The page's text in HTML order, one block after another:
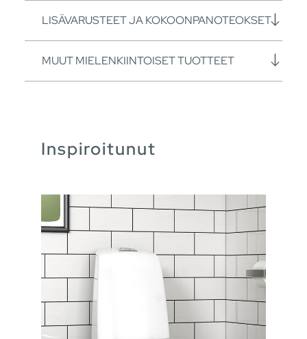
LISÄVARUSTEET JA KOKOONPANOTEOKSET
MUUT MIELENKIINTOISET TUOTTEET
Inspiroitunut